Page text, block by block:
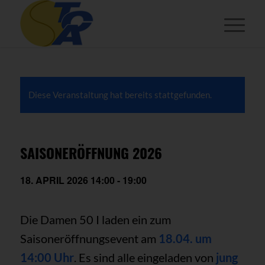
Diese Veranstaltung hat bereits stattgefunden.
SAISONERÖFFNUNG 2026
18. APRIL 2026 14:00 - 19:00
Die Damen 50 I laden ein zum
Saisoneröffnungsevent am 18.04. um
14:00 Uhr. Es sind alle eingeladen von jung